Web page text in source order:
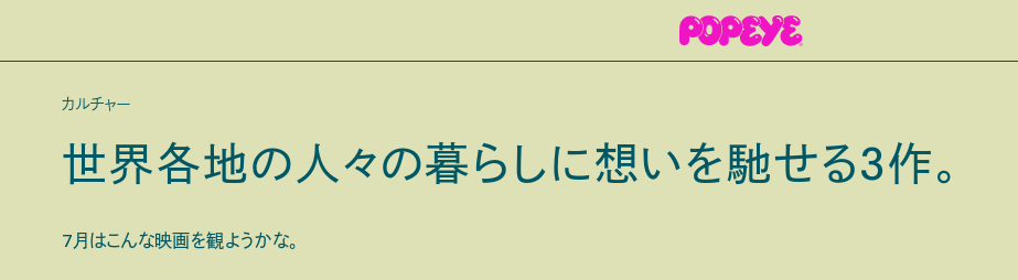
カルチャー
世界各地の人々の暮らしに想いを馳せる3作。
7月はこんな映画を観ようかな。